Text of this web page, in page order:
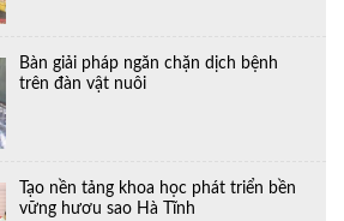
Bàn giải pháp ngăn chặn dịch bệnh
trên đàn vật nuôi
Tạo nền tảng khoa học phát triển bền
vững hươu sao Hà Tĩnh